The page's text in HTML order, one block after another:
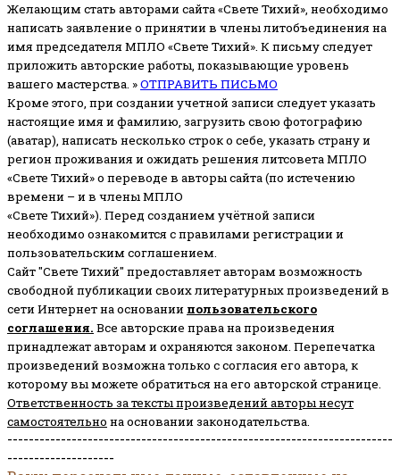
Желающим стать авторами сайта «Свете Тихий», необходимо
написать заявление о принятии в члены литобъединения на
имя председателя МПЛО «Свете Тихий». К письму следует
приложить авторские работы, показывающие уровень
вашего мастерства. »ОТПРАВИТЬ ПИСЬМО
Кроме этого, при создании учетной записи следует указать
настоящие имя и фамилию, загрузить свою фотографию
(аватар), написать несколько строк о себе, указать страну и
регион проживания и ожидать решения литсовета МПЛО
«Свете Тихий» о переводе в авторы сайта (по истечению
времени – и в члены МПЛО
«Свете Тихий»). Перед созданием учётной записи
необходимо ознакомится с правилами регистрации и
пользовательским соглашением.
Сайт "Свете Тихий" предоставляет авторам возможность
свободной публикации своих литературных произведений в
сети Интернет на основании пользовательского
соглашения. Все авторские права на произведения
принадлежат авторам и охраняются законом. Перепечатка
произведений возможна только с согласия его автора, к
которому вы можете обратиться на его авторской странице.
Ответственность за тексты произведений авторы несут
самостоятельно на основании законодательства.
------------------------------------------------------------------------
--------------------